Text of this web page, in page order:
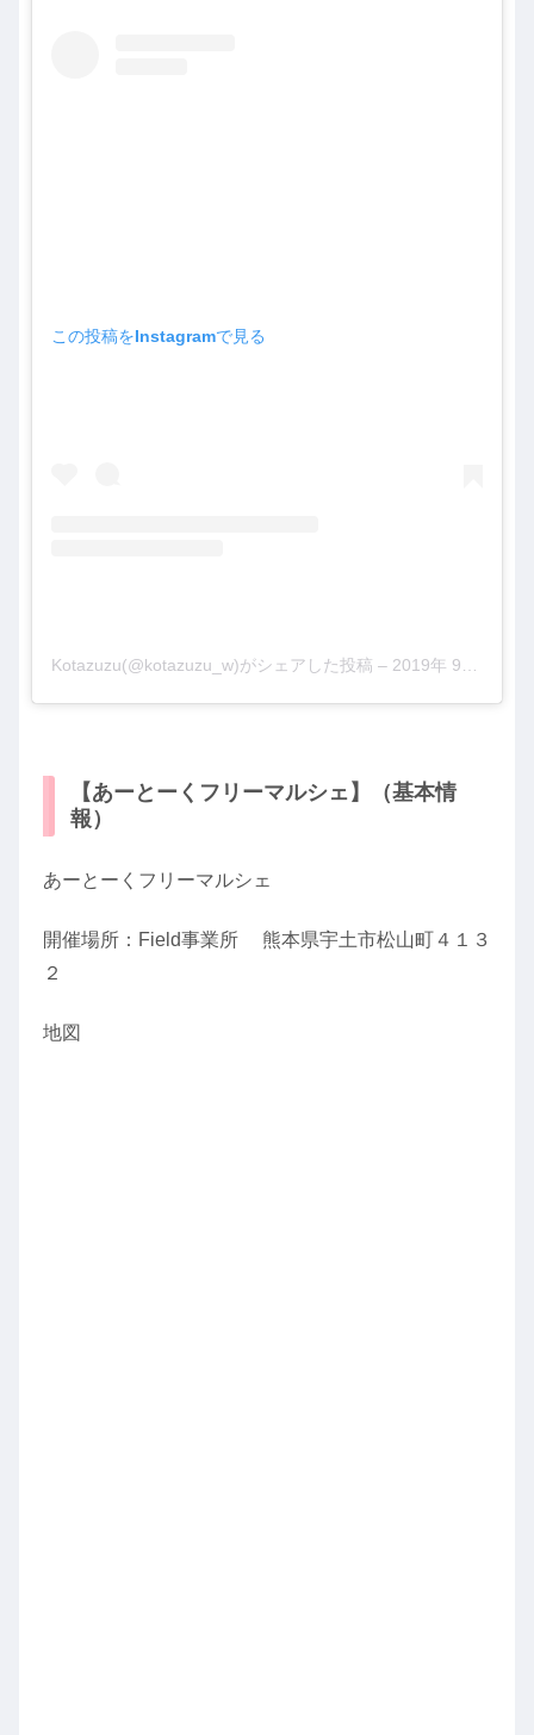
この投稿をInstagramで見る
Kotazuzu(@kotazuzu_w)がシェアした投稿 – 2019年 9月月20日午前7時50分PDT
【あーとーくフリーマルシェ】（基本情
報）
あーとーくフリーマルシェ
開催場所：Field事業所 熊本県宇土市松山町４１３
２
地図